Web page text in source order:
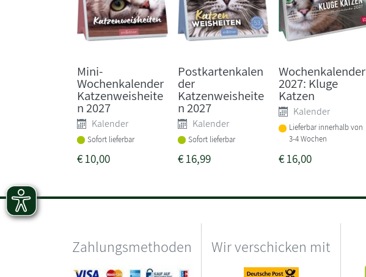
Mini-
Wochenkalender
Katzenweisheite
n 2027
Kalender
Sofort lieferbar
€10,00
Postkartenkalen
der
Katzenweisheite
n 2027
Kalender
Sofort lieferbar
€16,99
Wochenkalender
2027: Kluge
Katzen
Kalender
Lieferbar innerhalb von
3-4 Wochen
€16,00
Zahlungsmethoden Wir verschicken mit